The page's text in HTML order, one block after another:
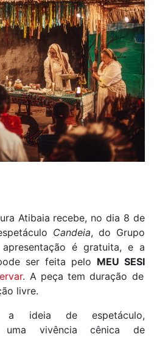
Atibaia recebe, no dia 8 de
Candeia, do Grupo
é gratuita, e a
ser feita pelo MEU SESI
. A peça tem duração de
livre.
a ideia de espetáculo,
uma vivência cênica de